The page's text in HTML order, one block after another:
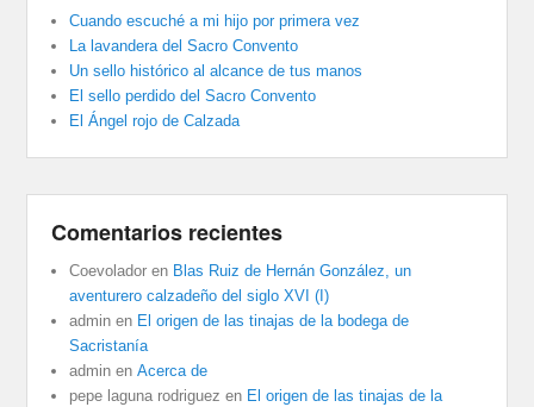
Cuando escuché a mi hijo por primera vez
La lavandera del Sacro Convento
Un sello histórico al alcance de tus manos
El sello perdido del Sacro Convento
El Ángel rojo de Calzada
Comentarios recientes
Coevolador en Blas Ruiz de Hernán González, un
aventurero calzadeño del siglo XVI (I)
admin en El origen de las tinajas de la bodega de
Sacristanía
admin enAcerca de
pepe laguna rodriguez en El origen de las tinajas de la